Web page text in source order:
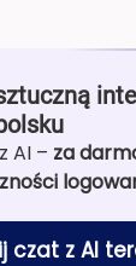
AI – za
czat z AI